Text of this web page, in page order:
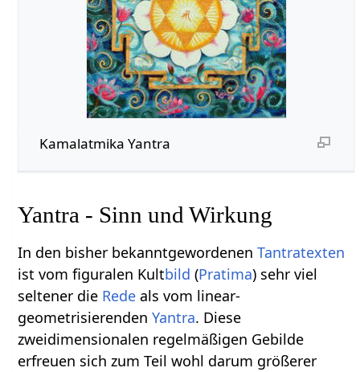
Kamalatmika Yantra
Yantra - Sinn und Wirkung
In den bisher bekanntgewordenenTantratexten
ist vom figuralen Kultbild (Pratima) sehr viel
seltener die Rede als vom linear-
geometrisierendenYantra. Diese
zweidimensionalen regelmäßigen Gebilde
erfreuen sich zum Teil wohl darum größerer